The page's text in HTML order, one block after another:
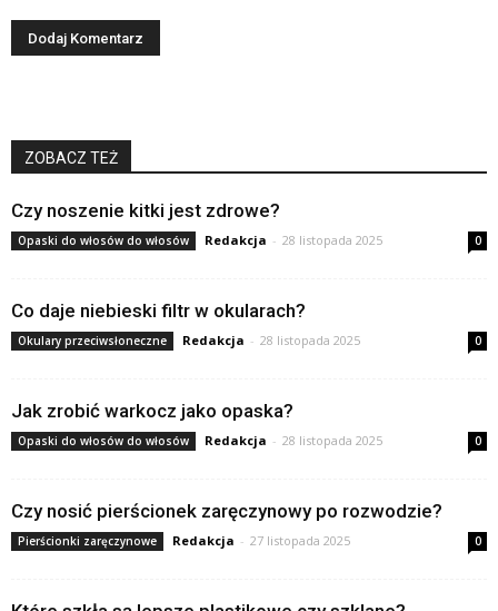
ZOBACZ TEŻ
Czy noszenie kitki jest zdrowe?
Opaski do włosów do włosów Redakcja - 28 listopada 2025 0
Co daje niebieski filtr w okularach?
Okulary przeciwsłoneczne Redakcja - 28 listopada 2025 0
Jak zrobić warkocz jako opaska?
Opaski do włosów do włosów Redakcja - 28 listopada 2025 0
Czy nosić pierścionek zaręczynowy po rozwodzie?
Pierścionki zaręczynowe Redakcja - 27 listopada 2025 0